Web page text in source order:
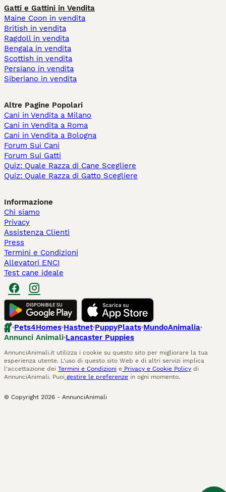
Gatti e Gattini in Vendita
Maine Coon in vendita
British in vendita
Ragdoll in vendita
Bengala in vendita
Scottish in vendita
Persiano in vendita
Siberiano in vendita
Altre Pagine Popolari
Cani in Vendita a Milano
Cani in Vendita a Roma
Cani in Vendita a Bologna
Forum Sui Cani
Forum Sui Gatti
Quiz: Quale Razza di Cane Scegliere
Quiz: Quale Razza di Gatto Scegliere
Informazione
Chi siamo
Privacy
Assistenza Clienti
Press
Termini e Condizioni
Allevatori ENCI
Test cane ideale
Pets4Homes Hastnet PuppyPlaats MundoAnimalia
Annunci Animali Lancaster Puppies
AnnunciAnimali.it utilizza i cookie su questo sito per migliorare la tua
esperienza utente. L'uso di questo sito Web e di altri servizi implica
l'accettazione dei Termini e Condizioni e Privacy e Cookie Policy di
AnnunciAnimali. Puoi gestire le preferenze in ogni momento.
© Copyright 2026 - AnnunciAnimali